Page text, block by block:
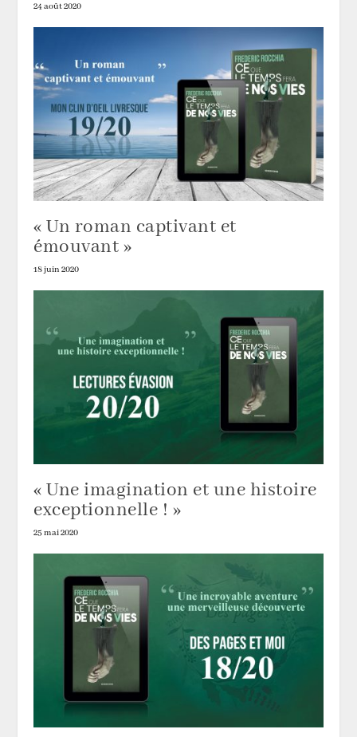
24 août 2020
« Un roman captivant et
émouvant »
18 juin 2020
« Une imagination et une histoire
exceptionnelle ! »
25 mai 2020